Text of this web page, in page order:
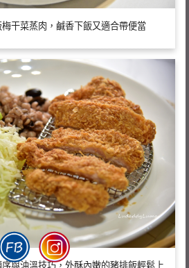
干菜蒸肉，鹹香下飯又適合帶便當
與油溫技巧，外酥內嫩的豬排飯輕鬆上